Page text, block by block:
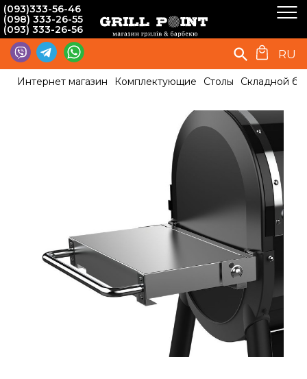
(093)333-56-46
(098) 333-26-55
(093) 333-26-56
RU
Интернет магазин Комплектующие Столы Складной